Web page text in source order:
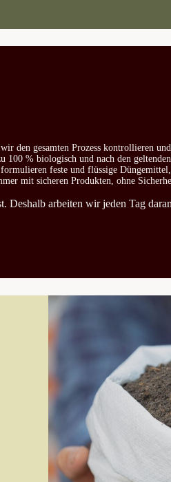
den gesamten Prozess kontrollieren
% biologisch und nach den
feste und flüssige
mit sicheren Produkten, ohne
arbeiten wir jeden Tag